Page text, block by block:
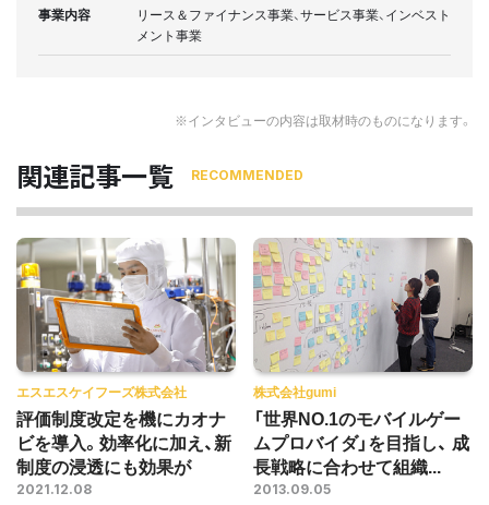
事業内容
リース＆ファイナンス事業、サービス事業、インベスト
メント事業
※インタビューの内容は取材時のものになります。
関連記事一覧 RECOMMENDED
エスエスケイフーズ株式会社
評価制度改定を機にカオナ
ビを導入。効率化に加え、新
制度の浸透にも効果が
2021.12.08
株式会社gumi
「世界NO.1のモバイルゲー
ムプロバイダ」を目指し、 成
長戦略に合わせて組織...
2013.09.05